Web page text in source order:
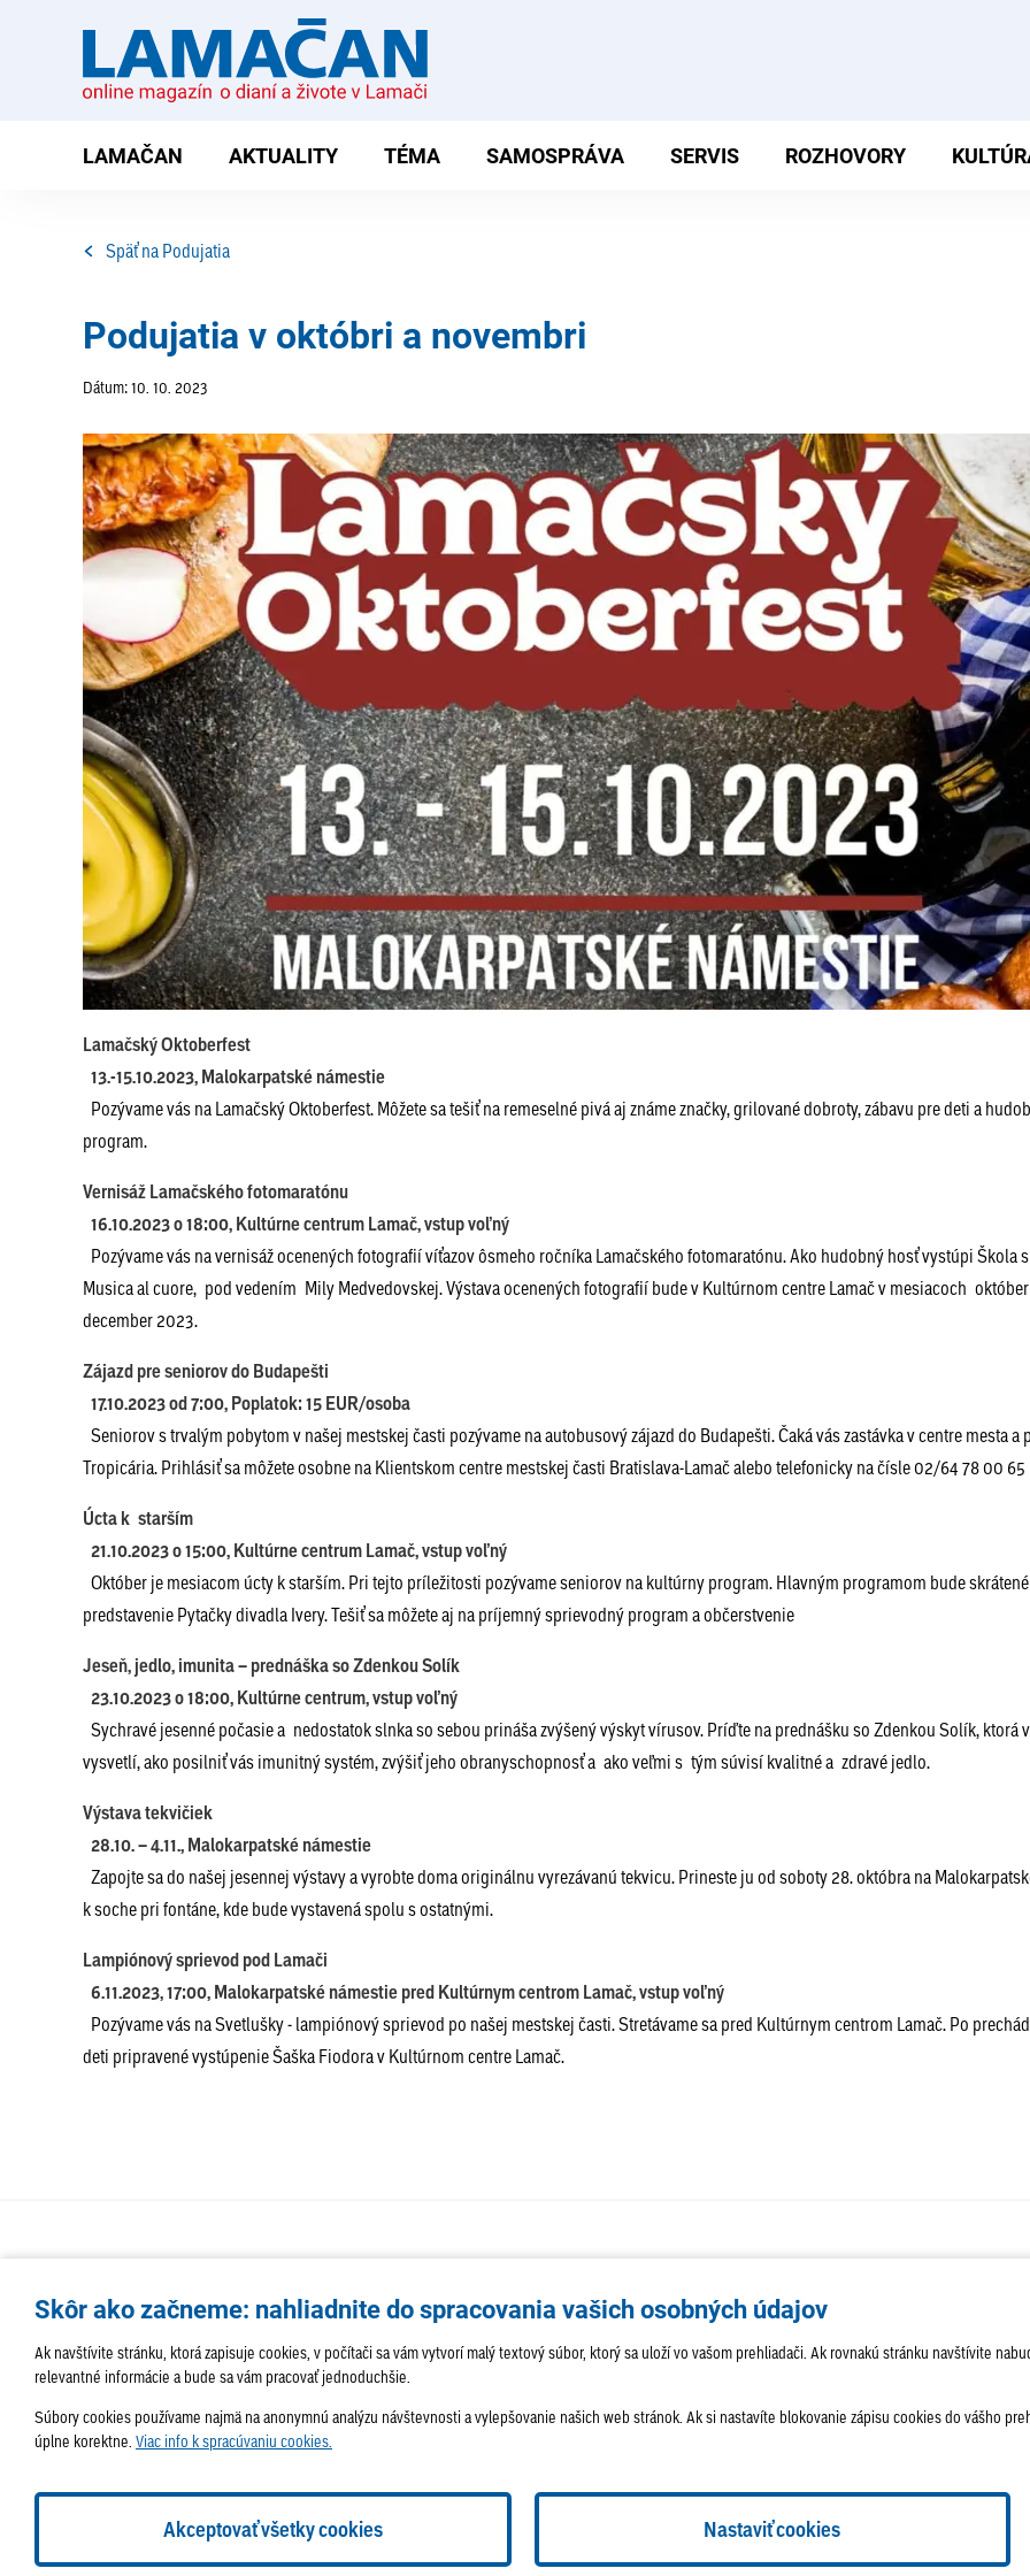
LAMAČAN AKTUALITY TÉMA SAMOSPRÁVA SERVIS ROZHOVORY
Späť na Podujatia
Podujatia v októbri a novembri
Dátum: 10. 10. 2023
Lamačský Oktoberfest
13.-15.10.2023, Malokarpatské námestie
Pozývame vás na Lamačský Oktoberfest. Môžete sa tešiť na remeselné pivá aj známe značky, grilované dobroty, zábavu pre deti a
program.
Vernisáž Lamačského fotomaratónu
16.10.2023 o 18:00, Kultúrne centrum Lamač, vstup voľný
Pozývame vás na vernisáž ocenených fotografií víťazov ôsmeho ročníka Lamačského fotomaratónu. Ako hudobný hosť vystúpi Škola
Musica al cuore, pod vedením Mily Medvedovskej. Výstava ocenených fotografií bude v Kultúrnom centre Lamač v mesiacoch
december 2023.
Zájazd pre seniorov do Budapešti
17.10.2023 od 7:00, Poplatok: 15 EUR/osoba
Seniorov s trvalým pobytom v našej mestskej časti pozývame na autobusový zájazd do Budapešti. Čaká vás zastávka v centre mesta a
Tropicária. Prihlásiť sa môžete osobne na Klientskom centre mestskej časti Bratislava-Lamač alebo telefonicky na čísle 02/64 78 00 65
Úcta k starším
21.10.2023 o 15:00, Kultúrne centrum Lamač, vstup voľný
Október je mesiacom úcty k starším. Pri tejto príležitosti pozývame seniorov na kultúrny program. Hlavným programom bude
predstavenie Pytačky divadla Ivery. Tešiť sa môžete aj na príjemný sprievodný program a občerstvenie
Jeseň, jedlo, imunita – prednáška so Zdenkou Solík
23.10.2023 o 18:00, Kultúrne centrum, vstup voľný
Sychravé jesenné počasie a nedostatok slnka so sebou prináša zvýšený výskyt vírusov. Príďte na prednášku so Zdenkou Solík, ktorá
vysvetlí, ako posilniť vás imunitný systém, zvýšiť jeho obranyschopnosť a ako veľmi s tým súvisí kvalitné a zdravé jedlo.
Výstava tekvičiek
28.10. – 4.11., Malokarpatské námestie
Zapojte sa do našej jesennej výstavy a vyrobte doma originálnu vyrezávanú tekvicu. Prineste ju od soboty 28. októbra na
k soche pri fontáne, kde bude vystavená spolu s ostatnými.
Lampiónový sprievod pod Lamači
6.11.2023, 17:00, Malokarpatské námestie pred Kultúrnym centrom Lamač, vstup voľný
Pozývame vás na Svetlušky - lampiónový sprievod po našej mestskej časti. Stretávame sa pred Kultúrnym centrom Lamač. Po
deti pripravené vystúpenie Šaška Fiodora v Kultúrnom centre Lamač.
AKTUALITY TÉMA
ROZHOVORY KULTÚRA HISTÓRIA
Skôr ako začneme: nahliadnite do spracovania vašich osobných údajov
Ak navštívite stránku, ktorá zapisuje cookies, v počítači sa vám vytvorí malý textový súbor, ktorý sa uloží vo vašom prehliadači. Ak rovnakú stránku navštívite
relevantné informácie a bude sa vám pracovať jednoduchšie.
Súbory cookies používame najmä na anonymnú analýzu návštevnosti a vylepšovanie našich web stránok. Ak si nastavíte blokovanie zápisu cookies do vášho
úplne korektne. Viac info k spracúvaniu cookies.
Akceptovať všetky cookies Nastaviť cookies